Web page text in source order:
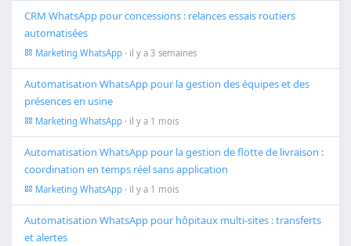
CRM WhatsApp pour concessions : relances essais routiers
automatisées
Marketing WhatsApp · il y a 3 semaines
Automatisation WhatsApp pour la gestion des équipes et des
présences en usine
Marketing WhatsApp · il y a 1 mois
Automatisation WhatsApp pour la gestion de flotte de livraison :
coordination en temps réel sans application
Marketing WhatsApp · il y a 1 mois
Automatisation WhatsApp pour hôpitaux multi-sites : transferts
et alertes